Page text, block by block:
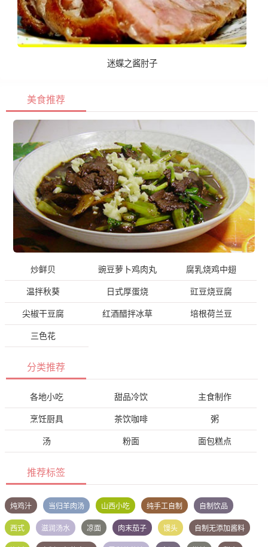
迷蝶之酱肘子
美食推荐
炒鲜贝 豌豆萝卜鸡肉丸 腐乳烧鸡中翅
温拌秋葵 日式厚蛋烧 豇豆烧豆腐
尖椒干豆腐 红酒醋拌冰草 培根荷兰豆
三色花
分类推荐
各地小吃 甜品冷饮 主食制作
烹饪厨具 茶饮咖啡 粥
汤 粉面 面包糕点
推荐标签
炖鸡汁 当归羊肉汤 山西小吃 纯手工自制 自制饮品
西式 滋润汤水 凉面 肉末茄子 馒头 自制无添加酱料